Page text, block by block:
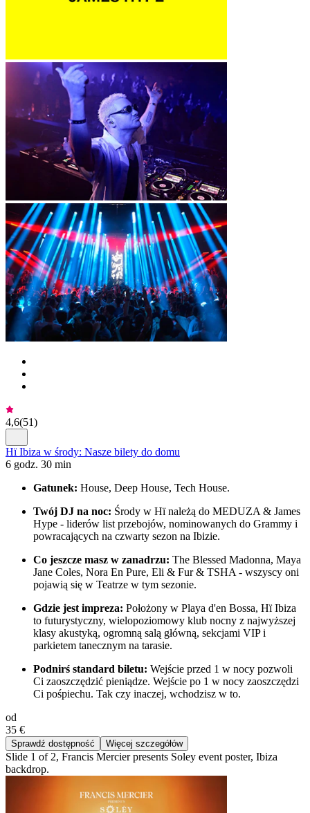
4,6(51)
Hï Ibiza w środy: Nasze bilety do domu
6 godz. 30 min
Gatunek: House, Deep House, Tech House.
Twój DJ na noc: Środy w Hï należą do MEDUZA & James
Hype - liderów list przebojów, nominowanych do Grammy i
powracających na czwarty sezon na Ibizie.
Co jeszcze masz w zanadrzu: The Blessed Madonna, Maya
Jane Coles, Nora En Pure, Eli & Fur & TSHA - wszyscy oni
pojawią się w Teatrze w tym sezonie.
Gdzie jest impreza: Położony w Playa d'en Bossa, Hï Ibiza
to futurystyczny, wielopoziomowy klub nocny z najwyższej
klasy akustyką, ogromną salą główną, sekcjami VIP i
parkietem tanecznym na tarasie.
Podnirś standard biletu: Wejście przed 1 w nocy pozwoli
Ci zaoszczędzić pieniądze. Wejście po 1 w nocy zaoszczędzi
Ci pośpiechu. Tak czy inaczej, wchodzisz w to.
od
35 €
Sprawdź dostępność Więcej szczegółów
Slide 1 of 2, Francis Mercier presents Soley event poster, Ibiza
backdrop.